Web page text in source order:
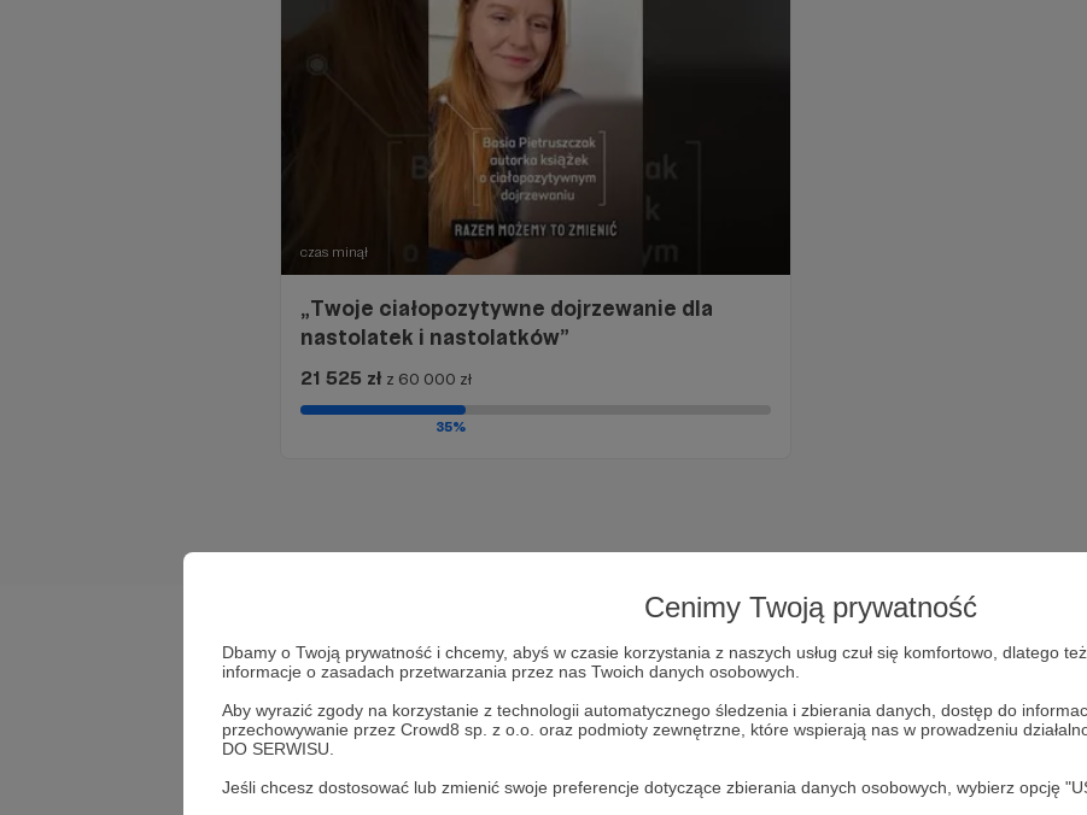
Cenimy Twoją prywatność
Dbamy o Twoją prywatność i chcemy, abyś w czasie korzystania z naszych usług czuł się komfortowo, dlatego
informacje o zasadach przetwarzania przez nas Twoich danych osobowych.
Aby wyrazić zgody na korzystanie z technologii automatycznego śledzenia i zbierania danych, dostęp do
przechowywanie przez Crowd8 sp. z o.o. oraz podmioty zewnętrzne, które wspierają nas w prowadzeniu
DO SERWISU.
Jeśli chcesz dostosować lub zmienić swoje preferencje dotyczące zbierania danych osobowych, wybierz opcję
czas minął
„Twoje ciałopozytywne dojrzewanie dla
nastolatek i nastolatków”
21 525 zł z 60 000 zł
35%
Dołącz do grona Patronów!